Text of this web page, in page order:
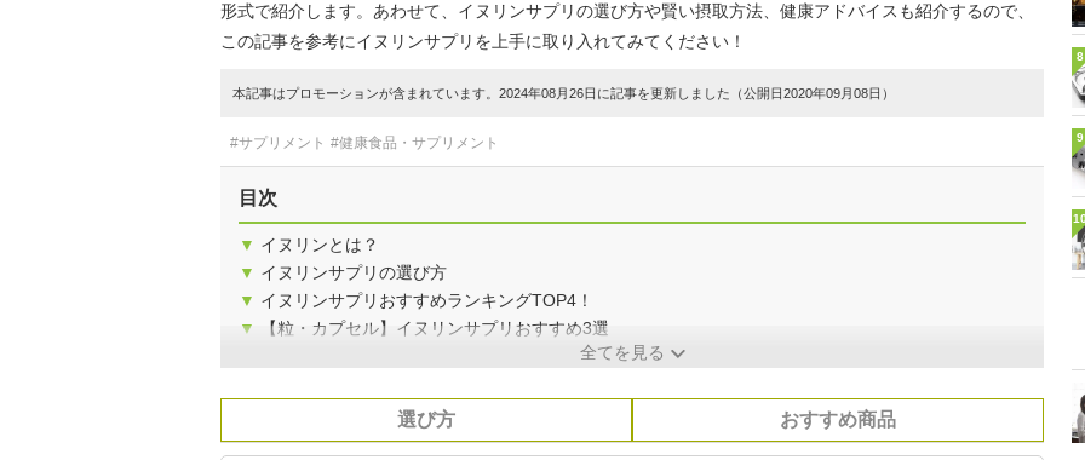
形式で紹介します。あわせて、イヌリンサプリの選び方や賢い摂取方法、健康アドバイスも紹介するので、
この記事を参考にイヌリンサプリを上手に取り入れてみてください！
本記事はプロモーションが含まれています。2024年08月26日に記事を更新しました（公開日2020年09月08日）
#サプリメント #健康食品・サプリメント
目次
▼ イヌリンとは？
▼ イヌリンサプリの選び方
▼ イヌリンサプリおすすめランキングTOP4！
▼
【粒・カプセル】イヌリンサプリおすすめ3選
全てを見る
選び方 おすすめ商品
8
9